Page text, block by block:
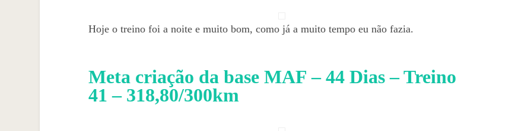
Hoje o treino foi a noite e muito bom, como já a muito tempo eu não fazia.
Meta criação da base MAF – 44 Dias – Treino
41 – 318,80/300km